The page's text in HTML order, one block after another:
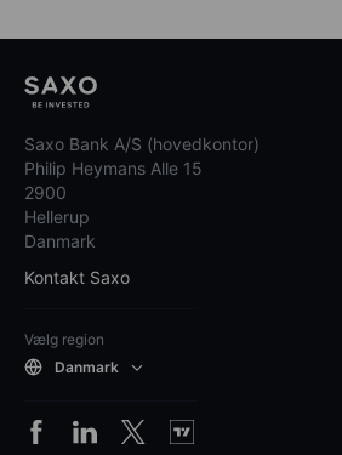
Saxo Bank A/S (hovedkontor)
Philip Heymans Alle 15
2900
Hellerup
Danmark
Kontakt Saxo
Vælg region
Danmark